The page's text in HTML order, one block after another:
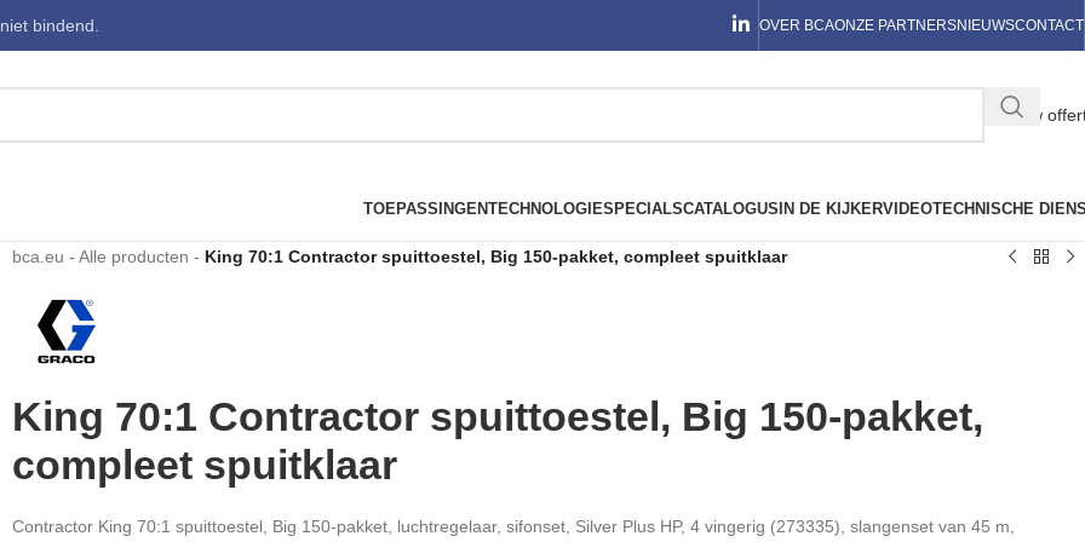
bindend. OVER BCAONZE PARTNERSNIEUWSCONTACT
Jouw
TOEPASSINGENTECHNOLOGIESPECIALSCATALOGUS IN DE KIJKERVIDEOTECHNISCHE
bca.eu - Alle producten - King 70:1 Contractor spuittoestel, Big 150-pakket, compleet spuitklaar
King 70:1 Contractor spuittoestel, Big 150-pakket,
compleet spuitklaar
Contractor King 70:1 spuittoestel, Big 150-pakket, luchtregelaar, sifonset, Silver Plus HP, 4 vingerig (273335), slangenset van 45 m,